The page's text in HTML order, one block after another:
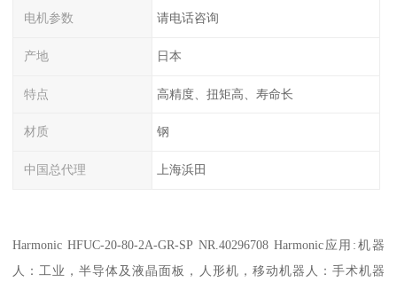
电机参数 请电话咨询
产地 日本
特点 高精度、扭矩高、寿命长
材质 钢
中国总代理 上海浜田
Harmonic HFUC-20-80-2A-GR-SP NR.40296708 Harmonic应用:机器
人：工业，半导体及液晶面板，人形机，移动机器人：手术机器